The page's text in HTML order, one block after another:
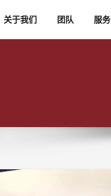
关于我们 团队 服务